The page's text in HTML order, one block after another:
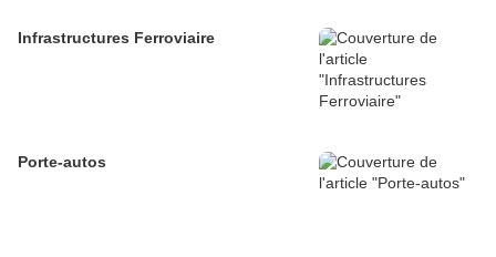
Infrastructures Ferroviaire
Porte-autos